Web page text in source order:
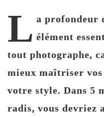
L a profondeur
élément
tout photographe,
mieux maîtriser
votre style. Dans 5
radis, vous devriez